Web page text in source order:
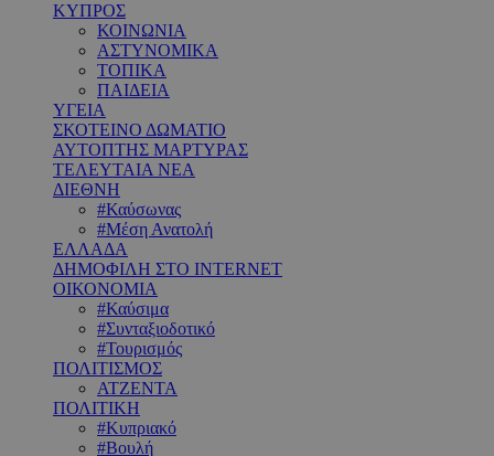
ΚΥΠΡΟΣ
ΚΟΙΝΩΝΙΑ
ΑΣΤΥΝΟΜΙΚΑ
ΤΟΠΙΚΑ
ΠΑΙΔΕΙΑ
ΥΓΕΙΑ
ΣΚΟΤΕΙΝΟ ΔΩΜΑΤΙΟ
ΑΥΤΟΠΤΗΣ ΜΑΡΤΥΡΑΣ
ΤΕΛΕΥΤΑΙΑ ΝΕΑ
ΔΙΕΘΝΗ
#Καύσωνας
#Μέση Ανατολή
ΕΛΛΑΔΑ
ΔΗΜΟΦΙΛΗ ΣΤΟ INTERNET
ΟΙΚΟΝΟΜΙΑ
#Καύσιμα
#Συνταξιοδοτικό
#Τουρισμός
ΠΟΛΙΤΙΣΜΟΣ
ΑΤΖΕΝΤΑ
ΠΟΛΙΤΙΚΗ
#Κυπριακό
#Βουλή